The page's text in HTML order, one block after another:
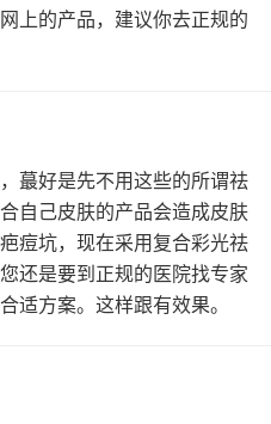
上的产品，建议你去正规的
蕞好是先不用这些的所谓祛
自己皮肤的产品会造成皮肤
痘坑，现在采用复合彩光祛
还是要到正规的医院找专家
适方案。这样跟有效果。